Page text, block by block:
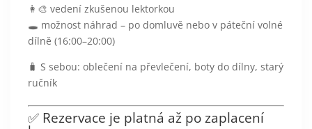
👩‍🎨 vedení zkušenou lektorkou
🕳️ možnost náhrad – po domluvě nebo v páteční volné
dílně (16:00–20:00)
🧳 S sebou: oblečení na převlečení, boty do dílny, starý
ručník
✅ Rezervace je platná až po zaplacení